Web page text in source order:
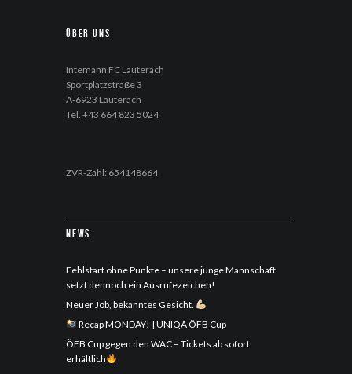
Über uns
Intemann FC Lauterach
Sportplatzstraße 3
A-6923 Lauterach
Tel. +43 664 823 5024
ZVR-Zahl: 654148664
News
Fehlstart ohne Punkte – unsere junge Mannschaft
setzt dennoch ein Ausrufezeichen!
Neuer Job, bekanntes Gesicht.
Recap MONDAY! | UNIQA ÖFB Cup
ÖFB Cup gegen den WAC – Tickets ab sofort
erhältlich